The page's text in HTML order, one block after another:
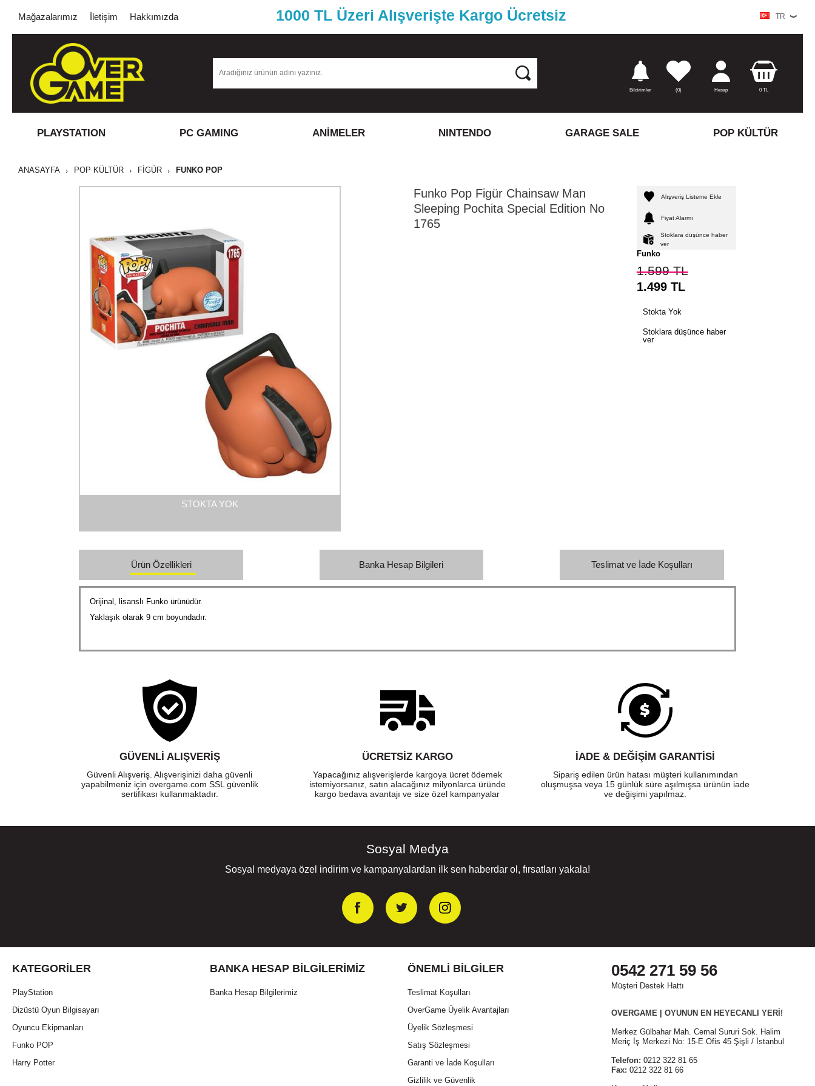
Mağazalarımız İletişim Hakkımızda 1000 TL Üzeri Alışverişte Kargo Ücretsiz TR
Bildirimler (0) Hesap 0TL
PLAYSTATION PC GAMING ANİMELER NINTENDO GARAGE SALE POP KÜLTÜR
ANASAYFA POP KÜLTÜR FİGÜR FUNKO POP
STOKTA YOK
Funko Pop Figür Chainsaw Man
Sleeping Pochita Special Edition No
1765
Alışveriş Listeme Ekle
Fiyat Alarmı
Stoklara düşünce haber
ver
Funko
1.599TL
1.499TL
Stokta Yok
Stoklara düşünce haber
ver
Ürün Özellikleri Banka Hesap Bilgileri Teslimat ve İade Koşulları
Orijinal, lisanslı Funko ürünüdür.
Yaklaşık olarak 9 cm boyundadır.
GÜVENLI ALIŞVERIŞ
Güvenli Alışveriş. Alışverişinizi daha güvenli
yapabilmeniz için overgame.com SSL güvenlik
sertifikası kullanmaktadır.
ÜCRETSIZ KARGO
Yapacağınız alışverişlerde kargoya ücret ödemek
istemiyorsanız, satın alacağınız milyonlarca üründe
kargo bedava avantajı ve size özel kampanyalar
İADE & DEĞİŞİM GARANTİSİ
Sipariş edilen ürün hatası müşteri kullanımından
oluşmuşsa veya 15 günlük süre aşılmışsa ürünün iade
ve değişimi yapılmaz.
Sosyal Medya
Sosyal medyaya özel indirim ve kampanyalardan ilk sen haberdar ol, fırsatları yakala!
KATEGORILER
PlayStation
Dizüstü Oyun Bilgisayarı
Oyuncu Ekipmanları
Funko POP
Harry Potter
BANKA HESAP BILGILERIMIZ
Banka Hesap Bilgilerimiz
ÖNEMLI BILGILER
Teslimat Koşulları
OverGame Üyelik Avantajları
Üyelik Sözleşmesi
Satış Sözleşmesi
Garanti ve İade Koşulları
Gizlilik ve Güvenlik
0542 271 59 56
Müşteri Destek Hattı
OVERGAME | OYUNUN EN HEYECANLI YERİ!
Merkez Gülbahar Mah. Cemal Sururi Sok. Halim
Meriç İş Merkezi No: 15-E Ofis 45 Şişli / İstanbul
Telefon: 0212 322 81 65
Fax: 0212 322 81 66